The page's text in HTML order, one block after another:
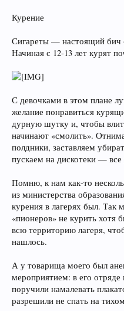
Курение
Сигареты — настоящий бич
Начиная с 12-13 лет курят
С девочками в этом плане
желание понравиться
дурную шутку и, чтобы
начинают «смолить».
полдники, заставляем
пускаем на дискотеки — все
Помню, к нам как-то
из министерства
курения в лагерях был. Так
«пионеров» не курить хотя
всю территорию лагеря,
нашлось.
А у товарища моего был
мероприятием: в его
поручили намалевать
разрешили не спать на